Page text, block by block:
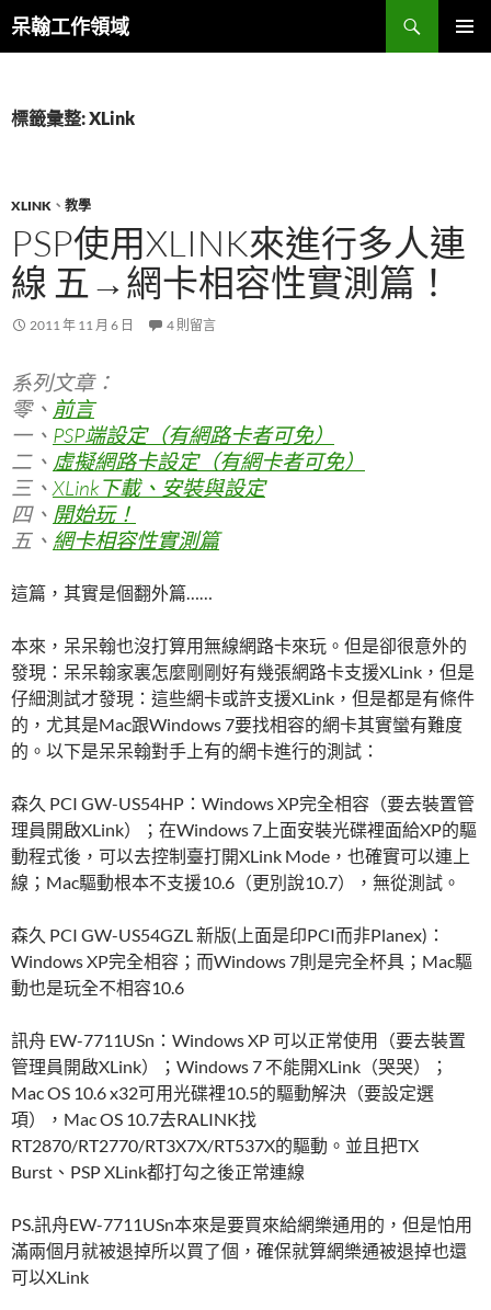
跳
至
內
呆翰工作領域
搜
尋
標籤彙整: XLink
XLINK 、 教學
PSP使用XLINK來進行多人連
線 五→網卡相容性實測篇！
2011 年 11 月 6 日 4 則留言
系列文章：
零、 前言
一、 PSP端設定（有網路卡者可免）
二、 虛擬網路卡設定（有網卡者可免）
三、XLink下載、安裝與設定
四、 開始玩！
五、 網卡相容性實測篇
這篇，其實是個翻外篇……
本來，呆呆翰也沒打算用無線網路卡來玩。但是卻很意外的
發現：呆呆翰家裏怎麼剛剛好有幾張網路卡支援XLink，但是
仔細測試才發現：這些網卡或許支援XLink，但是都是有條件
的，尤其是Mac跟Windows 7要找相容的網卡其實蠻有難度
的。以下是呆呆翰對手上有的網卡進行的測試：
森久 PCI GW-US54HP：Windows XP完全相容（要去裝置管
理員開啟XLink）；在Windows 7上面安裝光碟裡面給XP的驅
動程式後，可以去控制臺打開XLink Mode，也確實可以連上
線；Mac驅動根本不支援10.6（更別說10.7），無從測試。
森久 PCI GW-US54GZL 新版(上面是印PCI而非Planex)：
Windows XP完全相容；而Windows 7則是完全杯具；Mac驅
動也是玩全不相容10.6
訊舟 EW-7711USn：Windows XP 可以正常使用（要去裝置
管理員開啟XLink）；Windows 7 不能開XLink（哭哭）；
Mac OS 10.6 x32可用光碟裡10.5的驅動解決（要設定選
項），Mac OS 10.7去RALINK找
RT2870/RT2770/RT3X7X/RT537X的驅動。並且把TX
Burst、PSP XLink都打勾之後正常連線
PS.訊舟EW-7711USn本來是要買來給網樂通用的，但是怕用
滿兩個月就被退掉所以買了個，確保就算網樂通被退掉也還
可以XLink